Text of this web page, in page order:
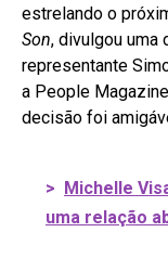
estrelando o
Son, divulgou uma
representante
a People
decisão foi
> Michelle
uma relação